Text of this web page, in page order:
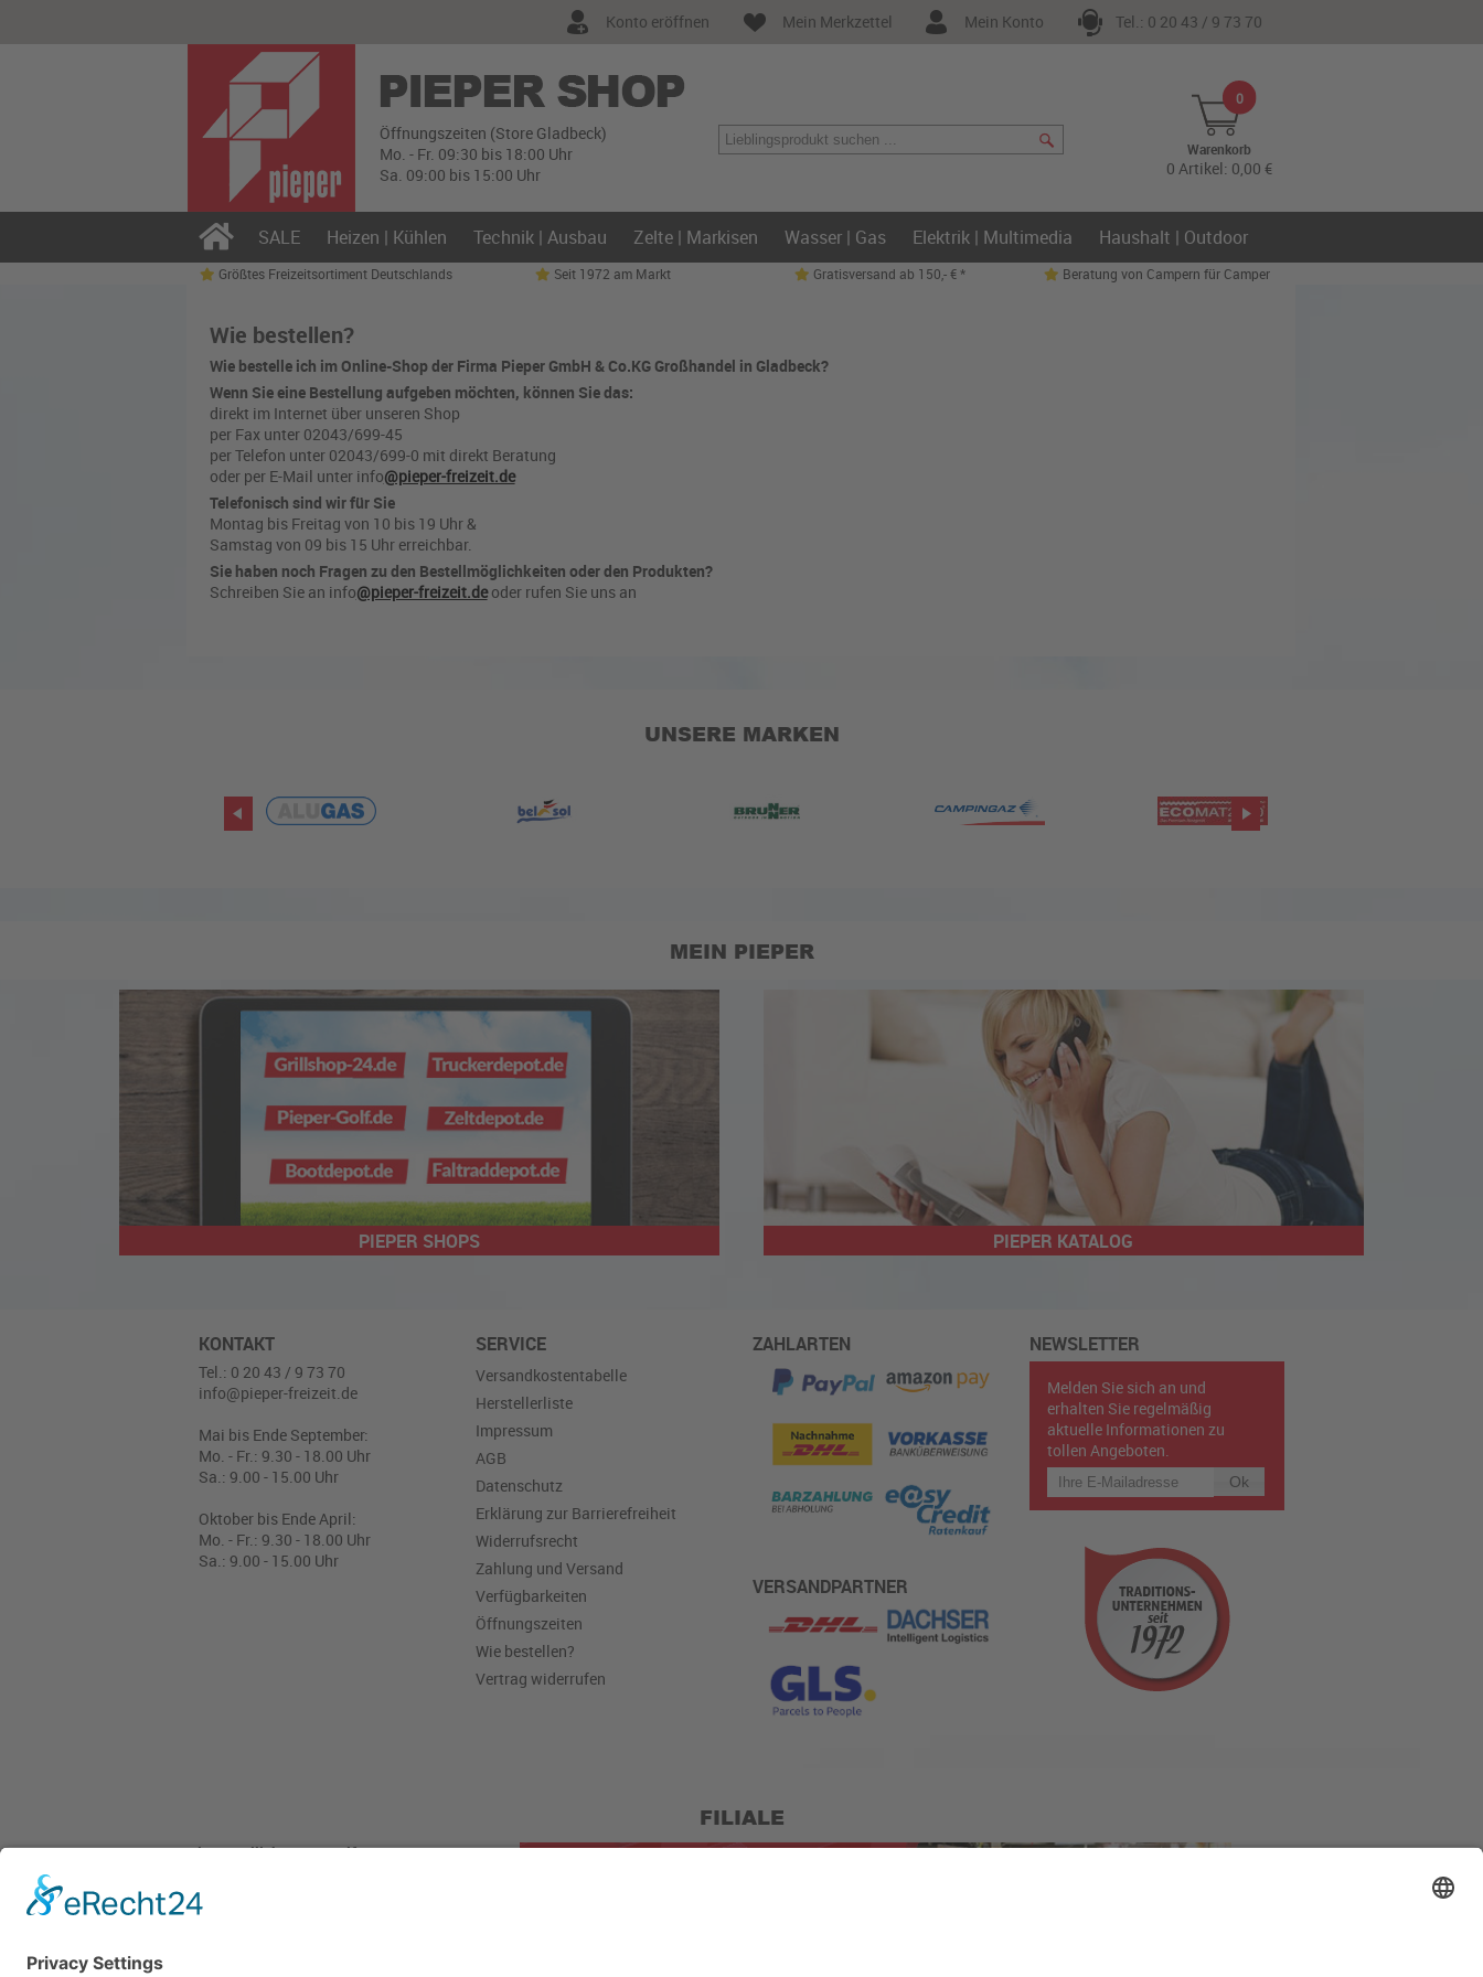
Tel.: 0 20 43 / 9 73 70
Mein Konto
Mein Merkzettel
Konto eröffnen
Öffnungszeiten (Store Gladbeck)
Mo. - Fr. 09:30 bis 18:00 Uhr
Sa. 09:00 bis 15:00 Uhr
0
Warenkorb
0 Artikel: 0,00 €
SALE Heizen | Kühlen Technik | Ausbau Zelte | Markisen Wasser | Gas Elektrik | Multimedia Haushalt | Outdoor
Größtes Freizeitsortiment Deutschlands Seit 1972 am Markt Gratisversand ab 150,- € * Beratung von Campern für Camper
Wie bestellen?
Wie bestelle ich im Online-Shop der Firma Pieper GmbH & Co.KG Großhandel in Gladbeck?
Wenn Sie eine Bestellung aufgeben möchten, können Sie das:
direkt im Internet über unseren Shop
per Fax unter 02043/699-45
per Telefon unter 02043/699-0 mit direkt Beratung
oder per E-Mail unter info@pieper-freizeit.de
Telefonisch sind wir für Sie
Montag bis Freitag von 10 bis 19 Uhr &
Samstag von 09 bis 15 Uhr erreichbar.
Sie haben noch Fragen zu den Bestellmöglichkeiten oder den Produkten?
Schreiben Sie an info@pieper-freizeit.deoder rufen Sie uns an
UNSERE MARKEN
MEIN PIEPER
PIEPER SHOPS PIEPER KATALOG
KONTAKT
Tel.: 0 20 43 / 9 73 70
info@pieper-freizeit.de
Mai bis Ende September:
Mo. - Fr.: 9.30 - 18.00 Uhr
Sa.: 9.00 - 15.00 Uhr
Oktober bis Ende April:
Mo. - Fr.: 9.30 - 18.00 Uhr
Sa.: 9.00 - 15.00 Uhr
SERVICE
Versandkostentabelle
Herstellerliste
Impressum
AGB
Datenschutz
Erklärung zur Barrierefreiheit
Widerrufsrecht
Zahlung und Versand
Verfügbarkeiten
Öffnungszeiten
Wie bestellen?
Vertrag widerrufen
ZAHLARTEN
VERSANDPARTNER
NEWSLETTER
Melden Sie sich an und
erhalten Sie regelmäßig
aktuelle Informationen zu
tollen Angeboten.
FILIALE
Pieper Grillshop-24/Golf
45964 Gladbeck